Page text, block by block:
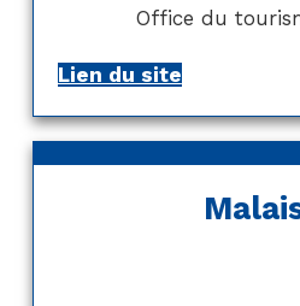
Office du
Lien du site